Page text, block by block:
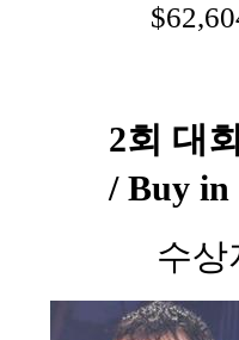
2회 대
/ Buy in
수상